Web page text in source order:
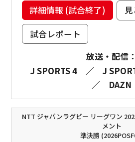
詳細情報 (試合終了)
試合レポート
放送・配信：
J SPORTS 4
／
J
／
DAZN
NTT ジャパンラグビー リーグワン
メント
準決勝